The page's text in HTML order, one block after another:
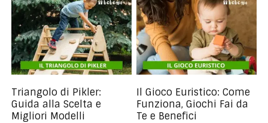
Triangolo di Pikler:
Guida alla Scelta e
Migliori Modelli
Il Gioco Euristico: Come
Funziona, Giochi Fai da
Te e Benefici